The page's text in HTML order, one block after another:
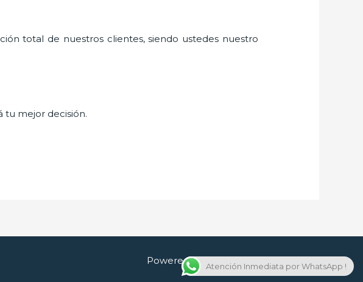
total de nuestros clientes, siendo ustedes nuestro
tu mejor decisión.
Powered by Cerrajero en Guadalajara
Atención Inmediata por WhatsApp !